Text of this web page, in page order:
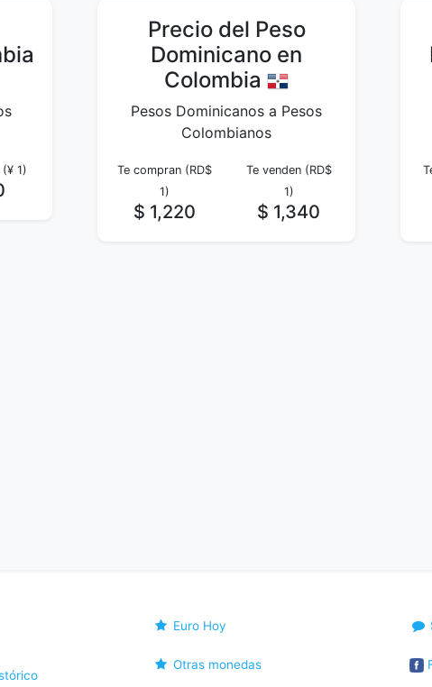
1)
Precio del Peso
Dominicano en
Colombia
Pesos Dominicanos a Pesos
Colombianos
Te compran (RD$
1)
$ 1,220
Te venden (RD$
1)
$ 1,340
Euro Hoy
Otras monedas